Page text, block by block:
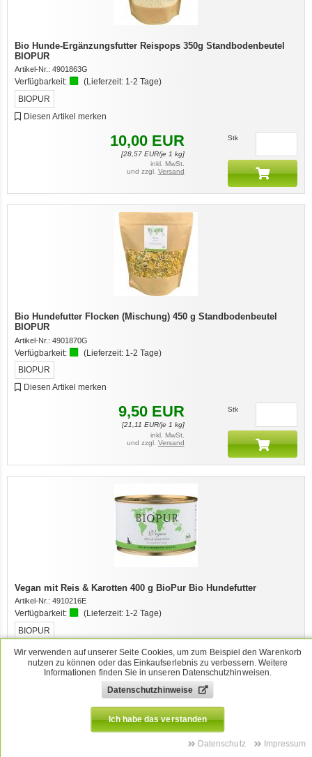
Bio Hunde-Ergänzungsfutter Reispops 350g Standbodenbeutel
BIOPUR
Artikel-Nr.: 4901863G
Verfügbarkeit: (Lieferzeit: 1-2 Tage)
BIOPUR
Diesen Artikel merken
10,00 EUR
[28,57EUR/je 1 kg]
inkl. MwSt.
und zzgl. Versand
Stk
Bio Hundefutter Flocken (Mischung) 450 g Standbodenbeutel
BIOPUR
Artikel-Nr.: 4901870G
Verfügbarkeit: (Lieferzeit: 1-2 Tage)
BIOPUR
Diesen Artikel merken
9,50 EUR
[21,11 EUR/je 1 kg]
inkl. MwSt.
und zzgl. Versand
Stk
Vegan mit Reis & Karotten 400 g BioPur Bio Hundefutter
Artikel-Nr.: 4910216E
Verfügbarkeit: (Lieferzeit: 1-2 Tage)
BIOPUR
Diesen Artikel merken
4,39 EUR
10,98EUR/je 1 kg]
Stk
Wir verwenden auf unserer Seite Cookies, um zum Beispiel den Warenkorb
nutzen zu können oder das Einkaufserlebnis zu verbessern. Weitere
Informationen finden Sie in unseren Datenschutzhinweisen.
Datenschutzhinweise
Ich habe das verstanden
Datenschutz Impressum